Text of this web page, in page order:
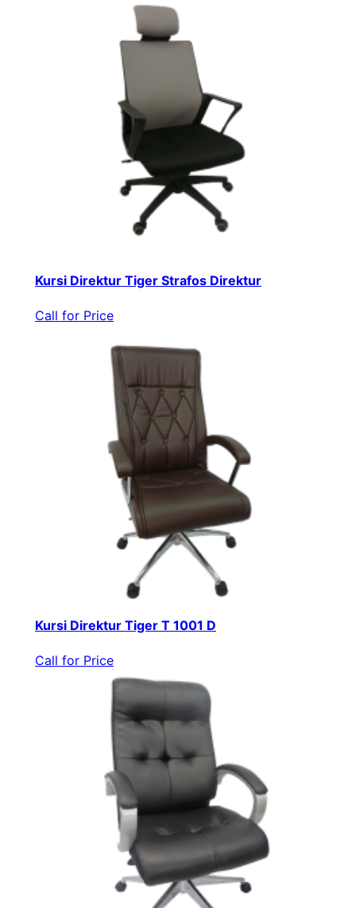
Kursi Direktur Tiger Strafos Direktur
Call for Price
Kursi Direktur Tiger T 1001 D
Call for Price